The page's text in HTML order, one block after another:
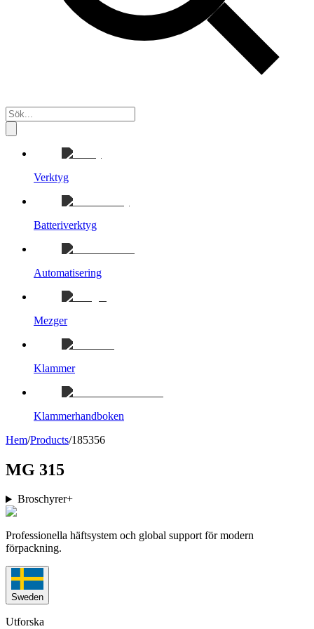
Verktyg
Batteriverktyg
Automatisering
Mezger
Klammer
Klammerhandboken
Hem/Products/185356
MG 315
Broschyrer+
Professionella häftsystem och global support för modern
förpackning.
Sweden
Utforska